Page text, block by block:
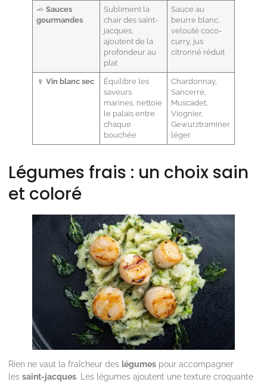
🧈Sauces
gourmandes
Subliment la
chair des saint-
jacques,
ajoutent de la
profondeur au
plat
Sauce au
beurre blanc,
velouté coco-
curry, jus
citronné réduit
🍷Vin blanc sec
Équilibre les
saveurs
marines, nettoie
le palais entre
chaque
bouchée
Chardonnay,
Sancerre,
Muscadet,
Viognier,
Gewurztraminer
léger
Légumes frais : un choix sain
et coloré
Rien ne vaut la fraîcheur des légumes pour accompagner
les saint-jacques. Les légumes ajoutent une texture croquante